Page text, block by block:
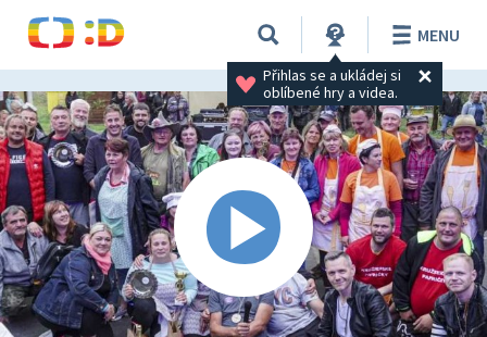
Přihlas se a ukládej si
oblíbené hry a videa.
MENU